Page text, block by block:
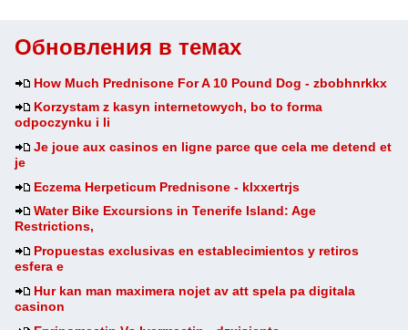
Обновления в темах
How Much Prednisone For A 10 Pound Dog - zbobhnrkkx
Korzystam z kasyn internetowych, bo to forma
odpoczynku i li
Je joue aux casinos en ligne parce que cela me detend et
je
Eczema Herpeticum Prednisone - klxxertrjs
Water Bike Excursions in Tenerife Island: Age
Restrictions,
Propuestas exclusivas en establecimientos y retiros
esfera e
Hur kan man maximera nojet av att spela pa digitala
casinon